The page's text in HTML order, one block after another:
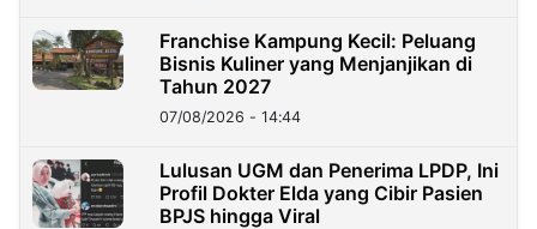
Franchise Kampung Kecil: Peluang
Bisnis Kuliner yang Menjanjikan di
Tahun 2027
07/08/2026 - 14:44
Lulusan UGM dan Penerima LPDP, Ini
Profil Dokter Elda yang Cibir Pasien
BPJS hingga Viral